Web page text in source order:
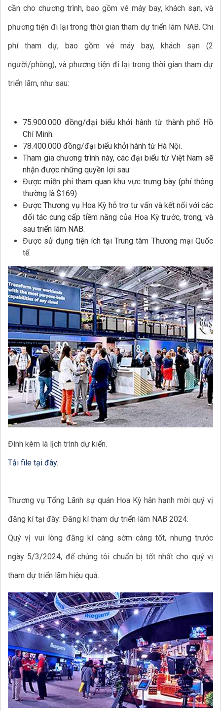
cần cho chương trình, bao gồm vé máy bay, khách sạn, và
phương tiện đi lại trong thời gian tham dự triển lãm NAB. Chi
phí tham dự, bao gồm vé máy bay, khách sạn (2
người/phòng), và phương tiện đi lại trong thời gian tham dự
triển lãm, như sau:
75.900.000 đồng/đại biểu khởi hành từ thành phố Hồ
Chí Minh.
78.400.000 đồng/đại biểu khởi hành từ Hà Nội.
Tham gia chương trình này, các đại biểu từ Việt Nam sẽ
nhận được những quyền lợi sau:
Được miễn phí tham quan khu vực trưng bày (phí thông
thường là $169)
Được Thương vụ Hoa Kỳ hỗ trợ tư vấn và kết nối với các
đối tác cung cấp tiềm năng của Hoa Kỳ trước, trong, và
sau triển lãm NAB.
Được sử dụng tiện ích tại Trung tâm Thương mại Quốc
tế.
Đính kèm là lịch trình dự kiến.
Tải file tại đây.
Thương vụ Tổng Lãnh sự quán Hoa Kỳ hân hạnh mời quý vị
đăng kí tại đây: Đăng kí tham dự triển lãm NAB 2024.
Quý vị vui lòng đăng kí càng sớm càng tốt, nhưng trước
ngày 5/3/2024, để chúng tôi chuẩn bị tốt nhất cho quý vị
tham dự triển lãm hiệu quả.